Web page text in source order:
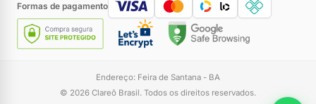
Formas de pagamento
Endereço: Feira de Santana - BA
© 2026 Clareô Brasil. Todos os direitos reservados.